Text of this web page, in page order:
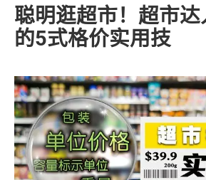
聪明逛超市！超市
的5式格价实用技